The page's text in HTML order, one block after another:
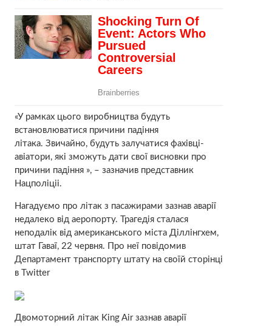
«У рамках цього виробництва будуть
встановлюватися причини падіння
літака. Звичайно, будуть залучатися фахівці-
авіатори, які зможуть дати свої висновки про
причини падіння », – зазначив представник
Нацполіціі.
Нагадуємо про літак з пасажирами зазнав аварії
недалеко від аеропорту. Трагедія сталася
неподалік від американського міста Діллінгхем,
штат Гаваї, 22 червня. Про неї повідомив
Департамент транспорту штату на своїй сторінці
в Twitter
Двомоторний літак King Air зазнав аварії